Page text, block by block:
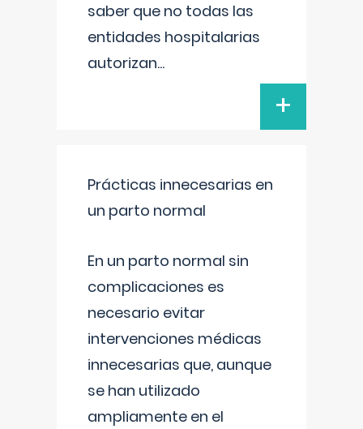
saber que no todas las
entidades hospitalarias
autorizan...
+
Prácticas innecesarias en
un parto normal
En un parto normal sin
complicaciones es
necesario evitar
intervenciones médicas
innecesarias que, aunque
se han utilizado
ampliamente en el